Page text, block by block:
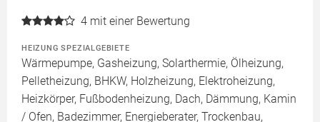
4 mit einer Bewertung
HEIZUNG SPEZIALGEBIETE
Wärmepumpe, Gasheizung, Solarthermie, Ölheizung,
Pelletheizung, BHKW, Holzheizung, Elektroheizung,
Heizkörper, Fußbodenheizung, Dach, Dämmung, Kamin
/ Ofen, Badezimmer, Energieberater, Trockenbau,